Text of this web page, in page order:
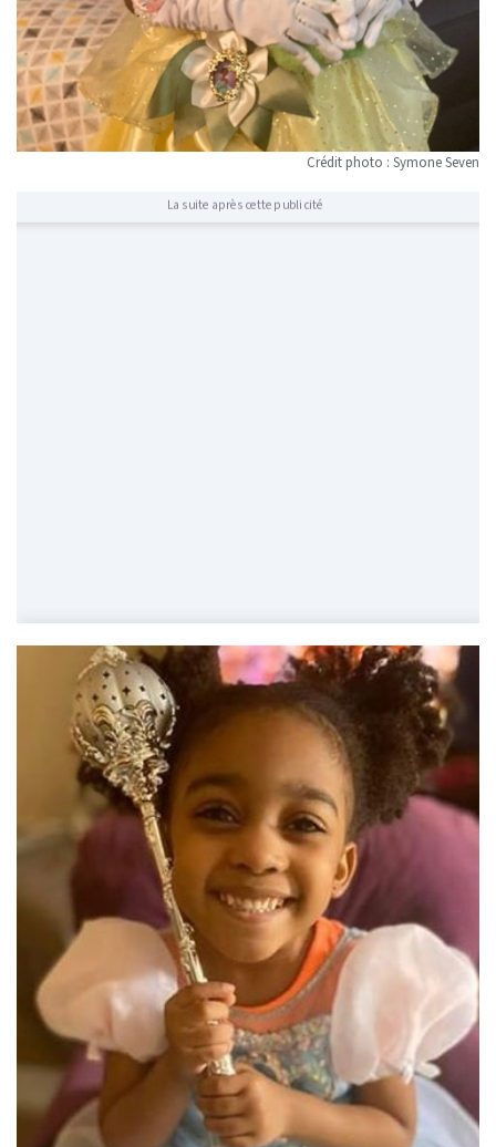
Crédit photo : Symone Seven
La suite après cette publicité